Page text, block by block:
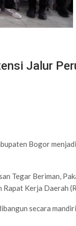
Jalur
Bogor
Tegar Beriman,
Kerja Daerah
secara